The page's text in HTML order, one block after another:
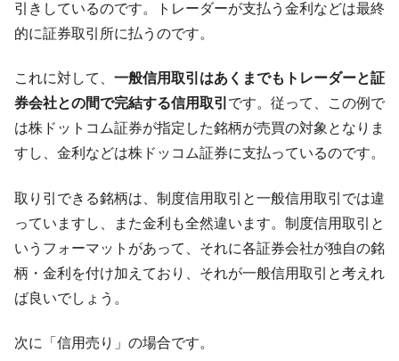
Fact1
甲子園通算本塁打、最多の清原に次いで多く打っ
ている意外な選手とは？
引きしているのです。トレーダーが支払う金利などは最終
的に証券取引所に払うのです。
これに対して、 一般信用取引はあくまでもトレーダーと証
券会社との間で完結する信用取引 です。従って、この例で
は株ドットコム証券が指定した銘柄が売買の対象となりま
すし、金利などは株ドッコム証券に支払っているのです。
取り引できる銘柄は、制度信用取引と一般信用取引では違
っていますし、また金利も全然違います。制度信用取引と
いうフォーマットがあって、それに各証券会社が独自の銘
柄・金利を付け加えており、それが一般信用取引と考えれ
ば良いでしょう。
次に「信用売り」の場合です。